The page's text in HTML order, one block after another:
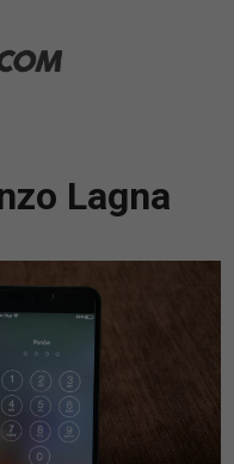
Lagna